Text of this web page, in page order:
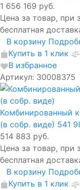
1 656 169 руб.
Цена за товар, при
бесплатная
В корзину
Купить в 1 клик
В избранное
Артикул: 30008375
Комбинированный
(в собр. виде) 541
514 883 руб.
Цена за товар, при
бесплатная
В корзину
Купить в 1 клик